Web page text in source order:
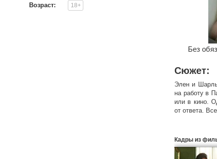
Возраст:
18+
Без
Сюжет:
Элен и
на работу в
или в кино.
от ответа.
Кадры из